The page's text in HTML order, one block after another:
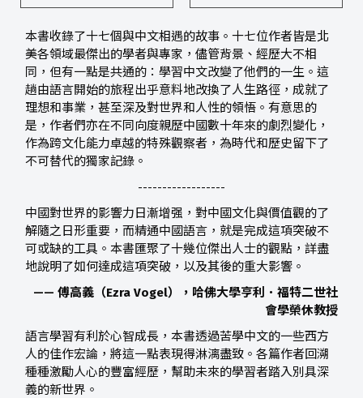
本書收錄了十七個與中文相遇的故事。十七位作者皆是北
美各領域最傑出的學者與專家，儘管背景、經歷大不相
同，但有一點是共通的：學習中文改變了他們的一生。這
趟由語言開始的旅程出乎意料地改換了人生路徑，成就了
理想和事業，甚至深及對世界和人性的領悟。有意思的
是，作者們亦在不同向度親歷中國數十年來的劇烈變化，
作為跨文化能力卓越的特殊觀察者，為時代和歷史留下了
不可替代的獨家記錄。
------------------
中國對世界的影響力日漸增强，對中國文化與價值觀的了
解隨之日形重要，而精通中國語言，就是完成這項突破不
可或缺的工具。本書匯聚了十幾位傑出人士的觀點，詳盡
地說明了如何達成這項突破，以及其後的重大影響。
—— 傅高義（Ezra Vogel），哈佛大學亨利．福特二世社
會學榮休教授
語言學習有利於心智成長，本書透過苦學中文的一些西方
人的佳作宏論，將這一點表現得淋漓盡致。各篇作者回溯
種種激勵人心的豐富經歷，幫助未來的學習者踏入別具深
義的新世界。